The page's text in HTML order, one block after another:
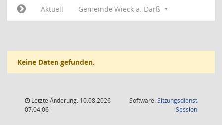
Aktuell
Gemeinde Wieck a. Darß
Keine Daten gefunden.
Letzte Änderung: 10.08.2026
07:04:06
Software:Sitzungsdienst
Session(Wird in